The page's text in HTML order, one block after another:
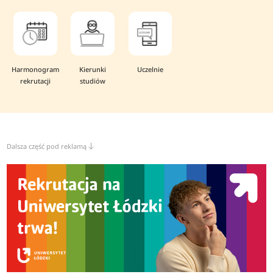
Harmonogram
rekrutacji
Kierunki
studiów
Uczelnie
Dalsza część pod reklamą